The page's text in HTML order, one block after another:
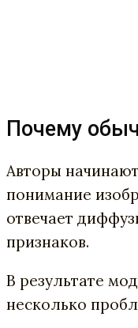
Почему
Авторы
понимание
отвечает
признаков.
В результате
несколько